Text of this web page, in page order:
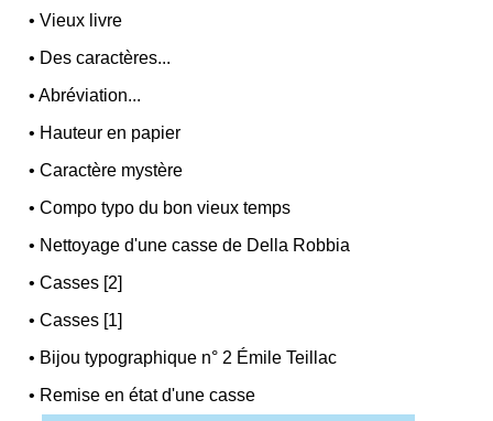
•Vieux livre
• Des caractères...
•Abréviation...
• Hauteur en papier
•Caractère mystère
•Compo typo du bon vieux temps
• Nettoyage d'une casse de Della Robbia
•Casses [2]
•Casses [1]
• Bijou typographique n° 2 Émile Teillac
• Remise en état d'une casse